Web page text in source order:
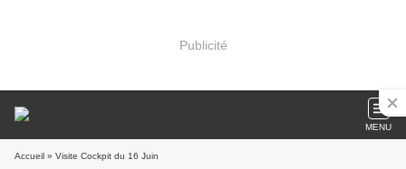
Publicité
MENU
Accueil » Visite Cockpit du 16 Juin